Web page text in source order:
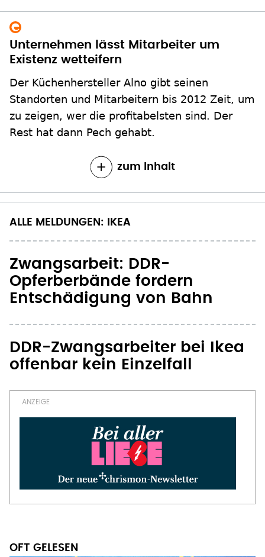
Unternehmen lässt Mitarbeiter um
Existenz wetteifern
Der Küchenhersteller Alno gibt seinen
Standorten und Mitarbeitern bis 2012 Zeit, um
zu zeigen, wer die profitabelsten sind. Der
Rest hat dann Pech gehabt.
zum Inhalt
ALLE MELDUNGEN: IKEA
Zwangsarbeit: DDR-
Opferberbände fordern
Entschädigung von Bahn
DDR-Zwangsarbeiter bei Ikea
offenbar kein Einzelfall
OFT GELESEN